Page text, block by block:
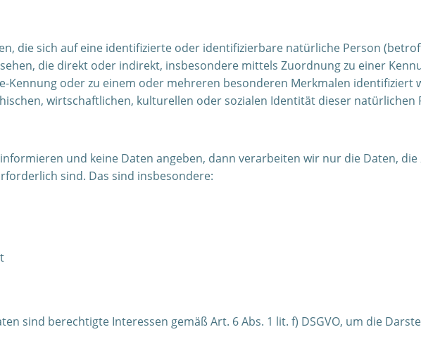
die sich auf eine identifizierte oder identifizierbare natürliche Person
die direkt oder indirekt, insbesondere mittels Zuordnung zu einer
Kennung oder zu einem oder mehreren besonderen Merkmalen identifiziert
wirtschaftlichen, kulturellen oder sozialen Identität dieser natürlichen
und keine Daten angeben, dann verarbeiten wir nur die Daten,
sind. Das sind insbesondere:
sind berechtigte Interessen gemäß Art. 6 Abs. 1 lit. f) DSGVO, um die